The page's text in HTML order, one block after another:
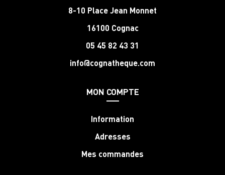
8-10 Place Jean Monnet
16100 Cognac
05 45 82 43 31
info@cognatheque.com
MON COMPTE
Information
Adresses
Mes commandes